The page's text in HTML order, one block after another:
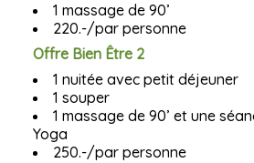
1 massage de 90’
220.-/par personne
Offre Bien Être 2
1 nuitée avec petit déjeuner
1 souper
1 massage de 90’ et une
Yoga
250.-/par personne